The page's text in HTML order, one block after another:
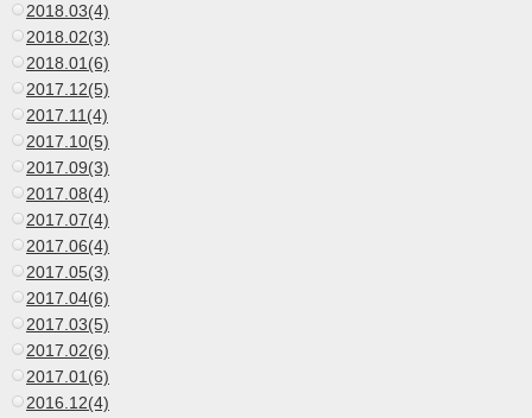
2018.03(4)
2018.02(3)
2018.01(6)
2017.12(5)
2017.11(4)
2017.10(5)
2017.09(3)
2017.08(4)
2017.07(4)
2017.06(4)
2017.05(3)
2017.04(6)
2017.03(5)
2017.02(6)
2017.01(6)
2016.12(4)